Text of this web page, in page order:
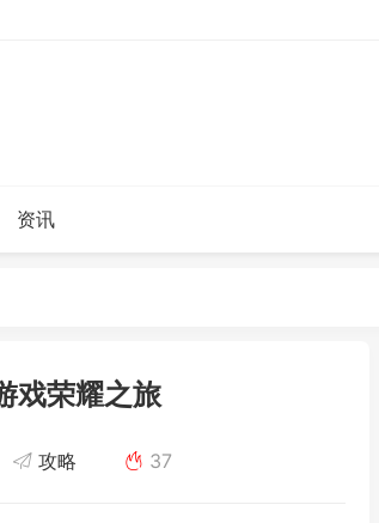
资讯
戏荣耀之旅
攻略 37